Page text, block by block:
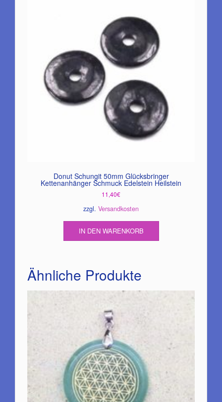
Donut Schungit 50mm Glücksbringer
Kettenanhänger Schmuck Edelstein Heilstein
11,40€
zzgl. Versandkosten
IN DEN WARENKORB
Ähnliche Produkte